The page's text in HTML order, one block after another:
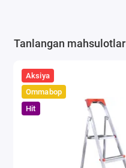
Tanlangan mahsulotlar
Aksiya
Ommabop
Hit